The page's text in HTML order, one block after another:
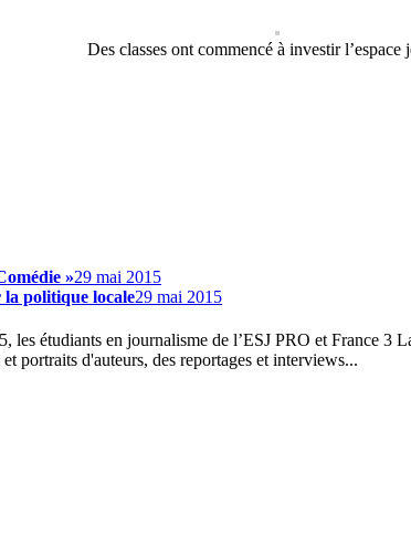
Des classes ont commencé à investir l’espace
»29 mai 2015
la politique locale29 mai 2015
les étudiants en journalisme de l’ESJ PRO et France
portraits d'auteurs, des reportages et interviews...